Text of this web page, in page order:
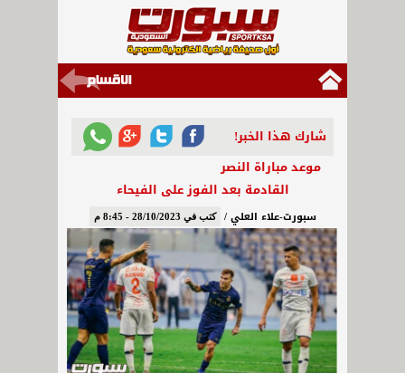
شارك هذا الخبر!
موعد مباراة النصر
القادمة بعد الفوز على الفيحاء
سبورت-علاء العلي / كتب في 28/10/2023 - 8:45 م